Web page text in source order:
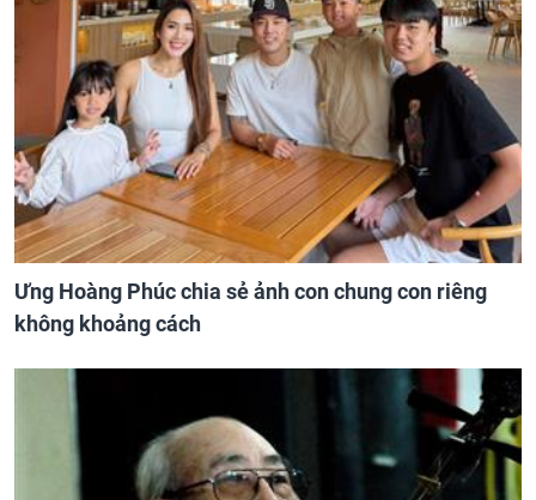
Ưng Hoàng Phúc chia sẻ ảnh con chung con riêng
không khoảng cách